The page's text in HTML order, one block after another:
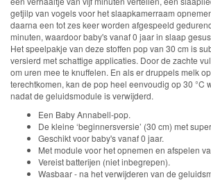
Schleich
Enchantimals
Shimmer
&
Shine
Little
Dutch
getjilp van vogels voor het slaapkamerraam
daarna een tot zes keer worden afgespeeld
minuten, waardoor baby's vanaf 0 jaar in slaap
Het speelpakje van deze stoffen pop van 30 cm is
versierd met schattige applicaties. Door de zachte
om uren mee te knuffelen. En als er druppels melk
terechtkomen, kan de pop heel eenvoudig op 30 °C
nadat de geluidsmodule is verwijderd.
Een Baby Annabell-pop.
De kleine ‘beginnersversie’ (30 cm) met
Geschikt voor baby's vanaf 0 jaar.
Met module voor het opnemen en afspelen
Vereist batterijen (niet inbegrepen).
Wasbaar - na het verwijderen van de